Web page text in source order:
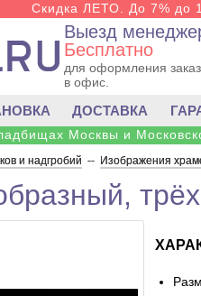
Скидка ЛЕТО. До 7% до
Выезд
Бесплатно
для оформления
в офис.
ДОСТАВКА
Москвы и
и надгробий -- Изображения